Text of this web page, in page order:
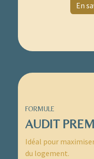
En
FORMULE
AUDIT
Idéal pour
du logement.